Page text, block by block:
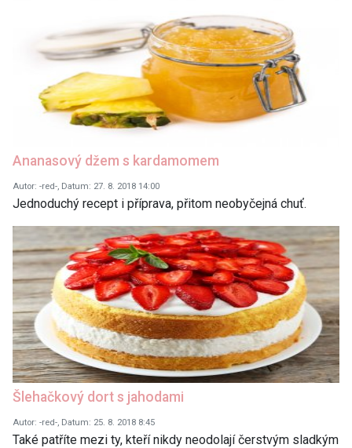
Ananasový džem s kardamomem
Autor: -red-, Datum: 27. 8. 2018 14:00
Jednoduchý recept i příprava, přitom neobyčejná chuť.
Šlehačkový dort s jahodami
Autor: -red-, Datum: 25. 8. 2018 8:45
Také patříte mezi ty, kteří nikdy neodolají čerstvým sladkým